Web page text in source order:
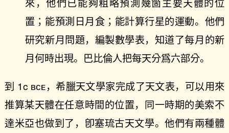
置；能預測日月食；能計算行星的運動。他們
研究新月問題，編製數學表，知道了每月的新
月何時出現。巴比倫人把每天分爲六部分。
到 1c ʙᴄᴇ，希臘天文學家完成了天文表，可以用來
推算某天體在任意時間的位置，同一時期的美索不
達米亞也做到了，卽塞琉古天文學。他們有兩種體